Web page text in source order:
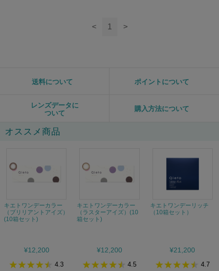
< 1 >
送料について ポイントについて
レンズデータに
ついて
購入方法について
オススメ商品
キエトワンデーカラー
（ブリリアントアイズ）
(10箱セット)
¥12,200
4.3
キエトワンデーカラー
（ラスターアイズ）(10
箱セット)
¥12,200
4.5
キエトワンデーリッチ
（10箱セット）
¥21,200
4.7